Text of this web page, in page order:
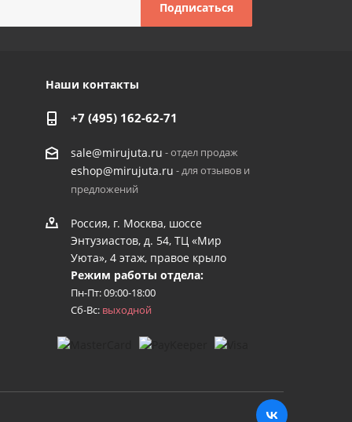
Наши контакты
+7 (495) 162-62-71
sale@mirujuta.ru - отдел продаж
eshop@mirujuta.ru - для отзывов и
предложений
Россия, г. Москва, шоссе
Энтузиастов, д. 54, ТЦ «Мир
Уюта», 4 этаж, правое крыло
Режим работы отдела:
Пн-Пт: 09:00-18:00
Сб-Вс: выходной